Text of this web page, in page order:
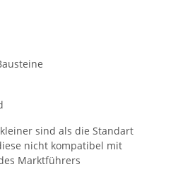
sind als die Standart
nicht kompatibel mit
Marktführers